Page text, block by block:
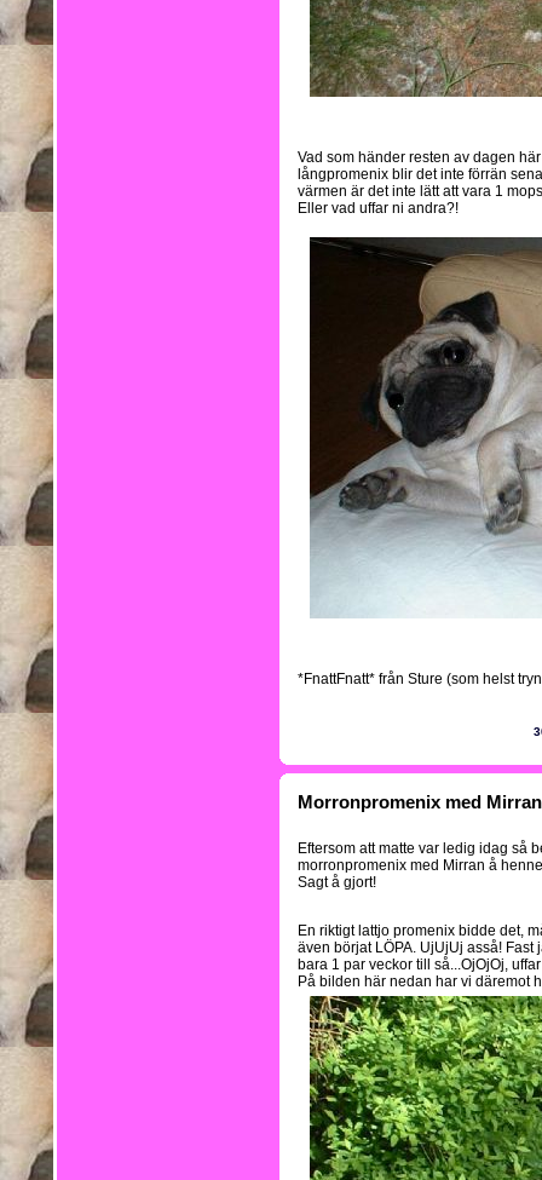
Vad som händer resten av dagen
långpromenix blir det inte förrän
värmen är det inte lätt att vara 1
Eller vad uffar ni andra?!
*FnattFnatt* från Sture (som helst
Morronpromenix med Mirran
Eftersom att matte var ledig idag så
morronpromenix med Mirran å
Sagt å gjort!
En riktigt lattjo promenix bidde det,
även börjat LÖPA. UjUjUj asså! Fast
bara 1 par veckor till så...OjOjOj,
På bilden här nedan har vi däremot